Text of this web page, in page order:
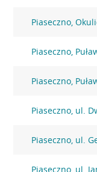
Piaseczno,
Piaseczno,
Piaseczno,
Piaseczno, ul.
Piaseczno, ul.
Piaseczno, ul.